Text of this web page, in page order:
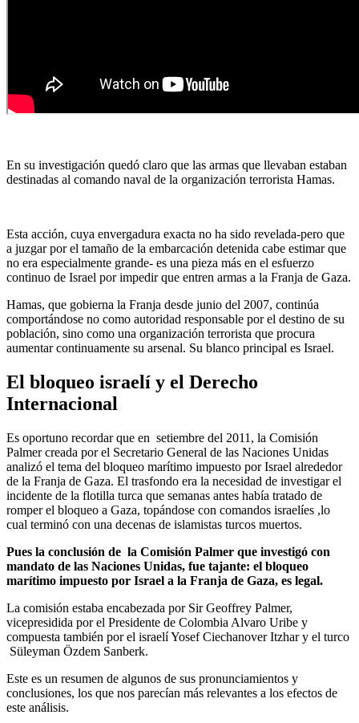
En su investigación quedó claro que las armas que llevaban estaban
destinadas al comando naval de la organización terrorista Hamas.
Esta acción, cuya envergadura exacta no ha sido revelada-pero que
a juzgar por el tamaño de la embarcación detenida cabe estimar que
no era especialmente grande- es una pieza más en el esfuerzo
continuo de Israel por impedir que entren armas a la Franja de Gaza.
Hamas, que gobierna la Franja desde junio del 2007, continúa
comportándose no como autoridad responsable por el destino de su
población, sino como una organización terrorista que procura
aumentar continuamente su arsenal. Su blanco principal es Israel.
El bloqueo israelí y el Derecho
Internacional
Es oportuno recordar que en setiembre del 2011, la Comisión
Palmer creada por el Secretario General de las Naciones Unidas
analizó el tema del bloqueo marítimo impuesto por Israel alrededor
de la Franja de Gaza. El trasfondo era la necesidad de investigar el
incidente de la flotilla turca que semanas antes había tratado de
romper el bloqueo a Gaza, topándose con comandos israelíes ,lo
cual terminó con una decenas de islamistas turcos muertos.
Pues la conclusión de la Comisión Palmer que investigó con
mandato de las Naciones Unidas, fue tajante: el bloqueo
marítimo impuesto por Israel a la Franja de Gaza, es legal.
La comisión estaba encabezada por Sir Geoffrey Palmer,
vicepresidida por el Presidente de Colombia Alvaro Uribe y
compuesta también por el israelí Yosef Ciechanover Itzhar y el turco
Süleyman Özdem Sanberk.
Este es un resumen de algunos de sus pronunciamientos y
conclusiones, los que nos parecían más relevantes a los efectos de
este análisis.